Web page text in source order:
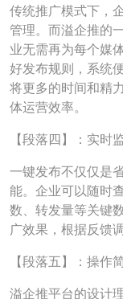
传统推广模式下，
管理。而溢企推的
业无需再为每个媒
好发布规则，系统
将更多的时间和精
体运营效率。
【段落四】：实时
一键发布不仅仅是
能。企业可以随时
数、转发量等关键
广效果，根据反馈
【段落五】：操作
溢企推平台的设计